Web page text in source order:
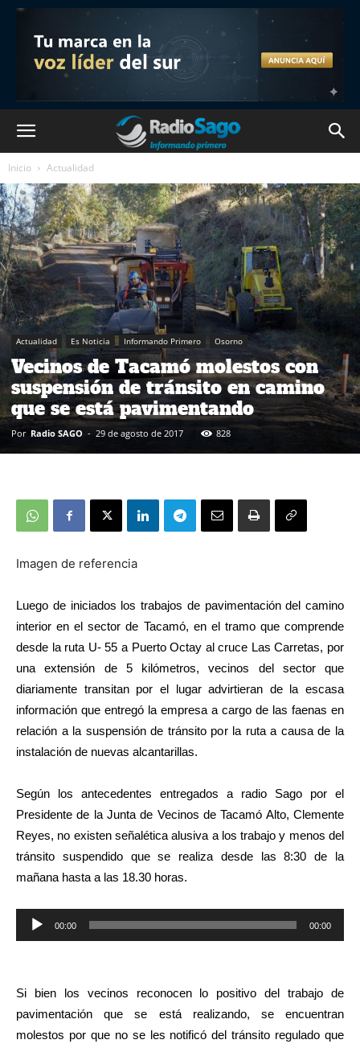
Inicio Actualidad
Actualidad Es Noticia Informando Primero Osorno
Vecinos de Tacamó molestos con
suspensión de tránsito en camino
que se está pavimentando
Por Radio SAGO - 29 de agosto de 2017 828
Imagen de referencia
Luego de iniciados los trabajos de pavimentación del camino
interior en el sector de Tacamó, en el tramo que comprende
desde la ruta U- 55 a Puerto Octay al cruce Las Carretas, por
una extensión de 5 kilómetros, vecinos del sector que
diariamente transitan por el lugar advirtieran de la escasa
información que entregó la empresa a cargo de las faenas en
relación a la suspensión de tránsito por la ruta a causa de la
instalación de nuevas alcantarillas.
Según los antecedentes entregados a radio Sago por el
Presidente de la Junta de Vecinos de Tacamó Alto, Clemente
Reyes, no existen señalética alusiva a los trabajo y menos del
tránsito suspendido que se realiza desde las 8:30 de la
mañana hasta a las 18.30 horas.
Reproductor
de
00:00 00:00
Si bien los vecinos reconocen lo positivo del trabajo de
pavimentación que se está realizando, se encuentran
molestos por que no se les notificó del tránsito regulado que